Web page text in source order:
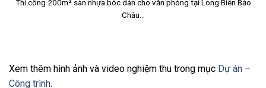
Thi công 200m² sàn nhựa bóc dán cho văn phòng tại Long Biên Bảo
Châu...
Xem thêm hình ảnh và video nghiệm thu trong mục Dự án –
Công trình.